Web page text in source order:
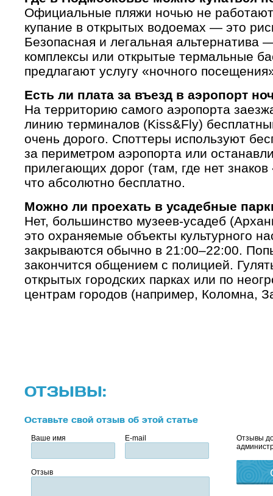
Официальные пляжи ночью не работают
купание в открытых водоемах — это
Безопасная и легальная альтернатива
комплексы или открытые термальные
предлагают услугу «ночного
Есть ли плата за въезд в аэропорт
На территорию самого аэропорта
линию терминалов (Kiss&Fly)
очень дорого. Споттеры используют
за периметром аэропорта или
прилегающих дорог (там, где нет
что абсолютно бесплатно.
Можно ли проехать в усадебные
Нет, большинство музеев-усадеб
это охраняемые объекты культурного
закрываются обычно в 21:00–22:00.
закончится общением с полицией.
открытых городских парках или по
центрам городов (например, Коломна,
ОТЗЫВЫ:
Оставьте свой отзыв об этой статье
Ваше имя E-mail
Отзыв
Отзывы